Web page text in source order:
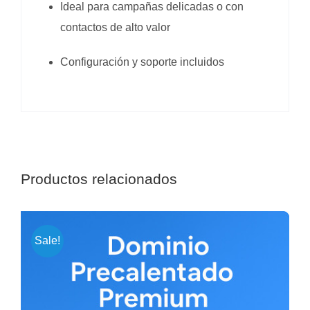
Ideal para campañas delicadas o con
contactos de alto valor
Configuración y soporte incluidos
Productos relacionados
Sale!